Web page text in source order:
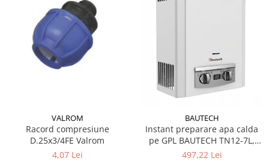
VALROM
Racord compresiune
D.25x3/4FE Valrom
4,07 Lei
BAUTECH
Instant preparare apa calda
pe GPL BAUTECH TN12-7L,
tiraj natural
497,22 Lei